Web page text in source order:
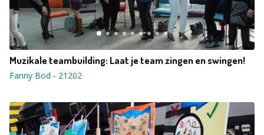
Muzikale teambuilding: Laat je team zingen en swingen!
Fanny Bod - 21202